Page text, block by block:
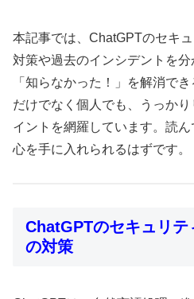
本記事では、ChatGPTのセキ
対策や過去のインシデントを
「知らなかった！」を解消で
だけでなく個人でも、うっか
イントを網羅しています。読
心を手に入れられるはずです。
ChatGPTのセキュリ
の対策